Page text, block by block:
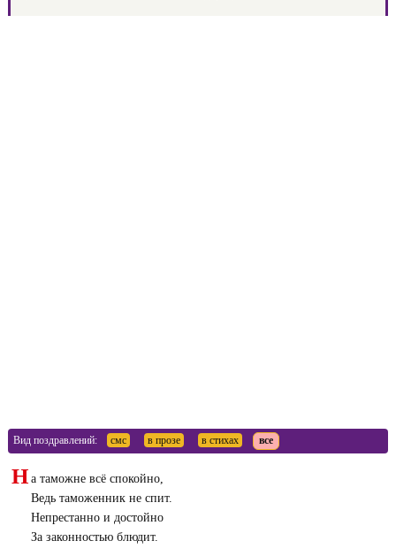
Вид поздравлений: смс в прозе в стихах все
Н а таможне всё спокойно,
Ведь таможенник не спит.
Непрестанно и достойно
За законностью блюдит.